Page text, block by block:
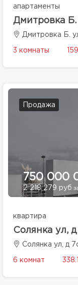
апартаменты
Дмитровка Б.
Дмитровка Б.
3 комнаты
Продажа
750 000
2 218 279 руб
квартира
Солянка ул, д
Солянка ул, д
6 комнат